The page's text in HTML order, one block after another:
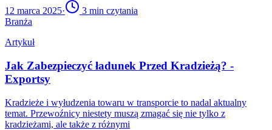
12 marca 2025· 3 min czytania
Branża
Artykuł
Jak Zabezpieczyć ładunek Przed Kradzieżą? -
Exportsy
Kradzieże i wyłudzenia towaru w transporcie to nadal aktualny
temat. Przewoźnicy niestety muszą zmagać się nie tylko z
kradzieżami, ale także z różnymi